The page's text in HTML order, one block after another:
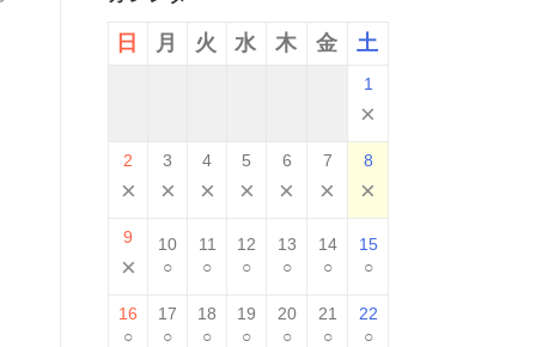
日 月 火 水 木 金 土
1
×
2
×
3
×
4
×
5
×
6
×
7
×
8
×
9
×
10
○
11
○
12
○
13
○
14
○
15
○
16
○
17
○
18
○
19
○
20
○
21
○
22
○